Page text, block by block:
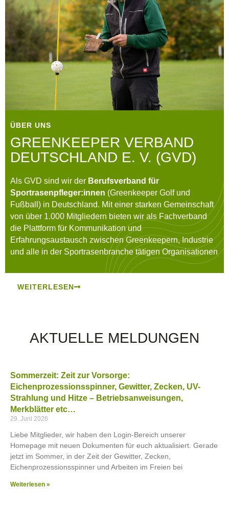
ÜBER UNS
GREENKEEPER VERBAND
DEUTSCHLAND E. V. (GVD)
Als GVD sind wir der Berufsverband für
Sportrasenpfleger:innen (Greenkeeper Golf und
Fußball) in Deutschland. Mit einer starken Gemeinschaft
von über 1.000 Mitgliedern bieten wir als Fachverband
die Plattform für Kommunikation und
Erfahrungsaustausch zwischen Greenkeepern, Industrie
und alle in der Sportrasenbranche tätigen Organisationen
WEITERLESEN
AKTUELLE MELDUNGEN
Sommerzeit: Zeit zur Vorsorge:
Eichenprozessionsspinner, Gewitter, Zecken, UV-
Strahlung und Hitze – Betriebsanweisungen,
Merkblätter etc…
29. Juni 2026
Liebe Mitglieder, wir haben den Login-Bereich unserer
Homepage mit neuen Dokumenten für euch aktualisiert. Gerade
jetzt im Sommer, in der Zeit der Gewitter, Zecken,
Eichenprozessionsspinner und Arbeiten im Freien bei
Weiterlesen »